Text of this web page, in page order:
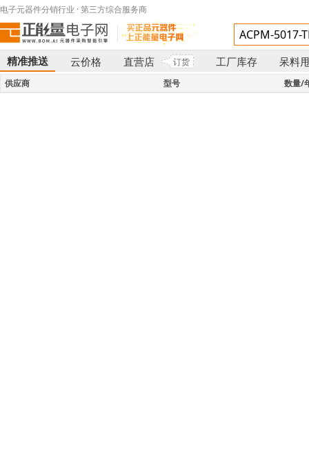
电子元器件分销行业 · 第三方综合服务商
精准推送 云价格 直营店 订货 工厂库存 呆料
供应商 型号 数量/
}